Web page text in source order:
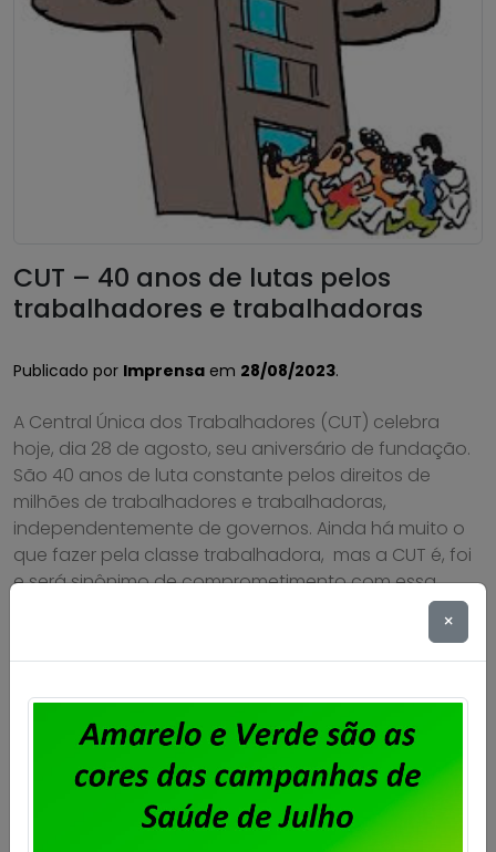
CUT – 40 anos de lutas pelos
trabalhadores e trabalhadoras
Publicado por Imprensa em 28/08/2023.
A Central Única dos Trabalhadores (CUT) celebra
hoje, dia 28 de agosto, seu aniversário de fundação.
São 40 anos de luta constante pelos direitos de
milhões de trabalhadores e trabalhadoras,
independentemente de governos. Ainda há muito o
que fazer pela classe trabalhadora, mas a CUT é, foi
e será sinônimo de comprometimento com essa
Saiba mais
×